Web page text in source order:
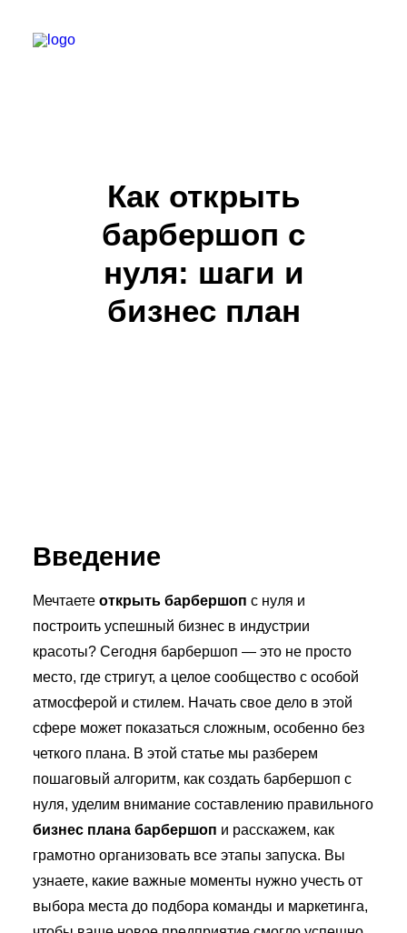
ВЫПУСКНИКИ
Как открыть
барбершоп с
нуля: шаги и
бизнес план
Введение
Мечтаете открыть барбершоп с нуля и
построить успешный бизнес в индустрии
красоты? Сегодня барбершоп — это не просто
место, где стригут, а целое сообщество с особой
атмосферой и стилем. Начать свое дело в этой
сфере может показаться сложным, особенно без
четкого плана. В этой статье мы разберем
пошаговый алгоритм, как создать барбершоп с
нуля, уделим внимание составлению правильного
бизнес плана барбершоп и расскажем, как
грамотно организовать все этапы запуска. Вы
узнаете, какие важные моменты нужно учесть от
выбора места до подбора команды и маркетинга,